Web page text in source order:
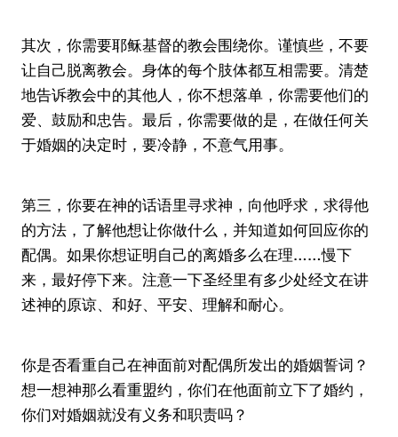
其次，你需要耶稣基督的教会围绕你。谨慎些，不要
让自己脱离教会。身体的每个肢体都互相需要。清楚
地告诉教会中的其他人，你不想落单，你需要他们的
爱、鼓励和忠告。最后，你需要做的是，在做任何关
于婚姻的决定时，要冷静，不意气用事。
第三，你要在神的话语里寻求神，向他呼求，求得他
的方法，了解他想让你做什么，并知道如何回应你的
配偶。如果你想证明自己的离婚多么在理……慢下
来，最好停下来。注意一下圣经里有多少处经文在讲
述神的原谅、和好、平安、理解和耐心。
你是否看重自己在神面前对配偶所发出的婚姻誓词？
想一想神那么看重盟约，你们在他面前立下了婚约，
你们对婚姻就没有义务和职责吗？